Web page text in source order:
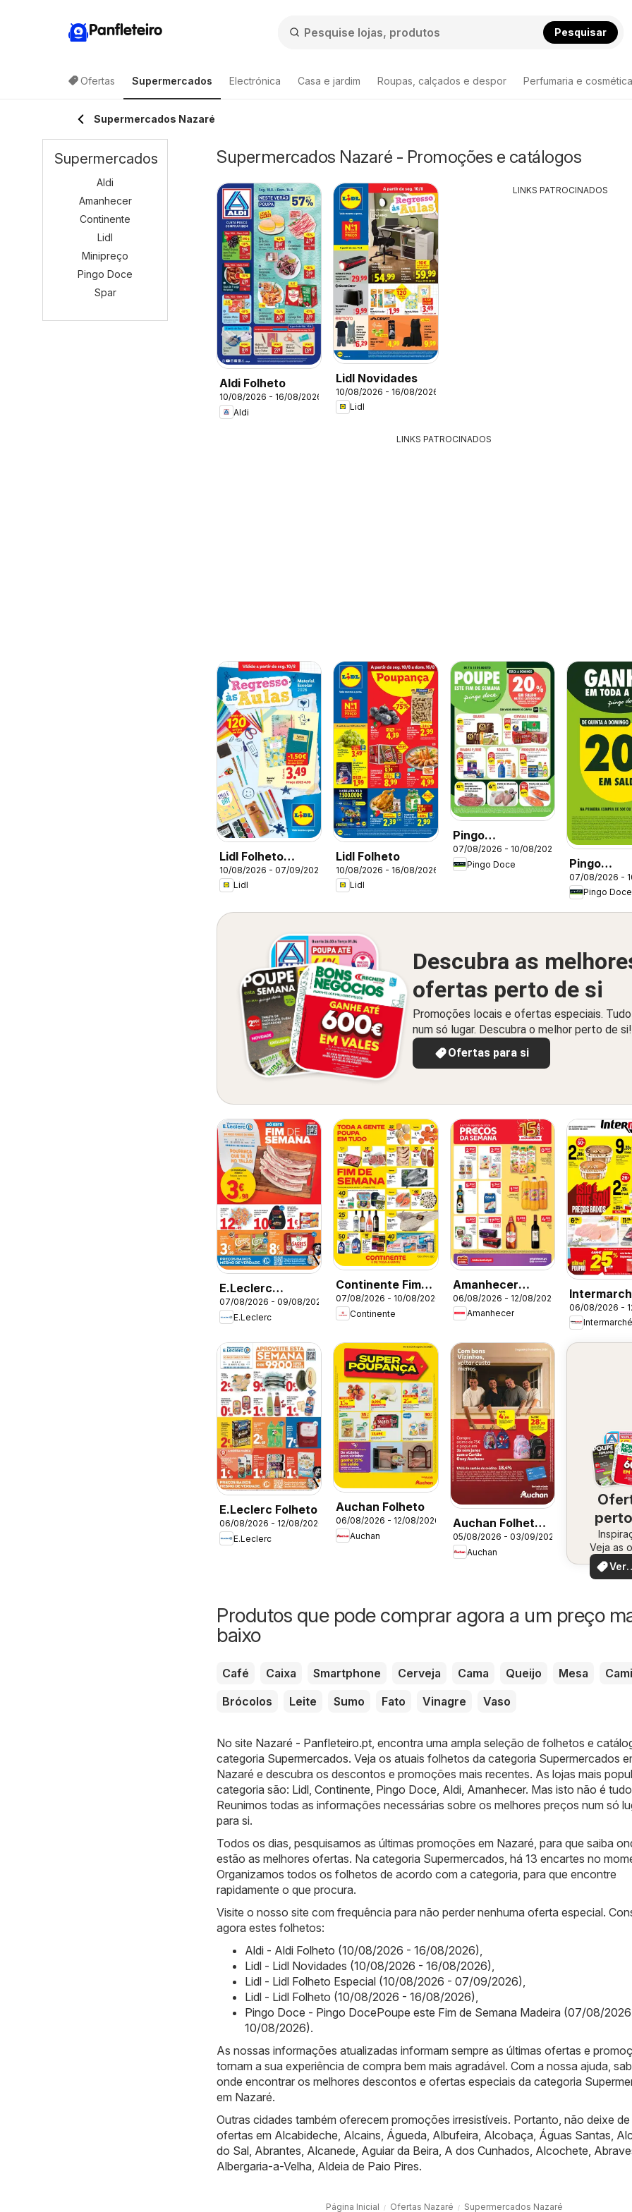
Panfleteiro Pesquisar
Ofertas Supermercados Electrónica Casa e jardim Roupas, calçados e despor Perfumaria e cosmética
Supermercados Nazaré
Supermercados Nazaré - Promoções e catálogos
Aldi Folheto
10/08/2026 - 16/08/2026
Aldi
Lidl Novidades
10/08/2026 - 16/08/2026
Lidl
LINKS PATROCINADOS
LINKS PATROCINADOS
Lidl Folheto
Especial
10/08/2026 - 07/09/2026
Lidl
Lidl Folheto
10/08/2026 - 16/08/2026
Lidl
Pingo
DocePoupe este
Fim de Semana
07/08/2026 - 10/08/2026
Pingo Doce
Pingo
Fim de
07/08/2026 -
Pingo Doce
Descubra as
ofertas perto de si
Promoções locais e ofertas especiais. Tudo
num só lugar. Descubra o melhor perto de si!
Ofertas para si
E.Leclerc
Catálogo Fim de
Semana
07/08/2026 - 09/08/2026
E.Leclerc
Continente Fim
de Semana à
Continente
07/08/2026 - 10/08/2026
Continente
Amanhecer
Folheto
06/08/2026 - 12/08/2026
Amanhecer
Folheto
06/08/2026 -
Intermarché
E.Leclerc Folheto
06/08/2026 - 12/08/2026
E.Leclerc
Auchan Folheto
06/08/2026 - 12/08/2026
Auchan
Auchan Folheto
Escolar
05/08/2026 - 03/09/2026
Auchan
Veja as
pertoVer
Produtos que pode comprar agora a um preço
baixo
Café Caixa Smartphone Cerveja Cama Queijo Mesa
Brócolos
Leite Sumo Fato Vinagre Vaso
No site Nazaré - Panfleteiro.pt, encontra uma ampla seleção de folhetos e
categoria Supermercados. Veja os atuais folhetos da categoria Supermercados
Nazaré e descubra os descontos e promoções mais recentes. As lojas mais
categoria são: Lidl, Continente, Pingo Doce, Aldi, Amanhecer. Mas isto não é
Reunimos todas as informações necessárias sobre os melhores preços num só
para si.
Todos os dias, pesquisamos as últimas promoções em Nazaré, para que saiba
estão as melhores ofertas. Na categoria Supermercados, há 13 encartes no
Organizamos todos os folhetos de acordo com a categoria, para que encontre
rapidamente o que procura.
Visite o nosso site com frequência para não perder nenhuma oferta especial.
agora estes folhetos:
Aldi - Aldi Folheto (10/08/2026 - 16/08/2026),
Lidl - Lidl Novidades (10/08/2026 - 16/08/2026),
Lidl - Lidl Folheto Especial (10/08/2026 - 07/09/2026),
Lidl - Lidl Folheto (10/08/2026 - 16/08/2026),
Pingo Doce - Pingo DocePoupe este Fim de Semana Madeira (07/08/
10/08/2026).
As nossas informações atualizadas informam sempre as últimas ofertas e
tornam a sua experiência de compra bem mais agradável. Com a nossa ajuda,
onde encontrar os melhores descontos e ofertas especiais da categoria
em Nazaré.
Outras cidades também oferecem promoções irresistíveis. Portanto, não deixe
ofertas em Alcabideche, Alcains, Águeda, Albufeira, Alcobaça, Águas Santas,
do Sal, Abrantes, Alcanede, Aguiar da Beira, A dos Cunhados, Alcochete,
Albergaria-a-Velha, Aldeia de Paio Pires.
Página Inicial Ofertas Nazaré Supermercados Nazaré
Supermercados
Aldi
Amanhecer
Continente
Lidl
Minipreço
Pingo Doce
Spar